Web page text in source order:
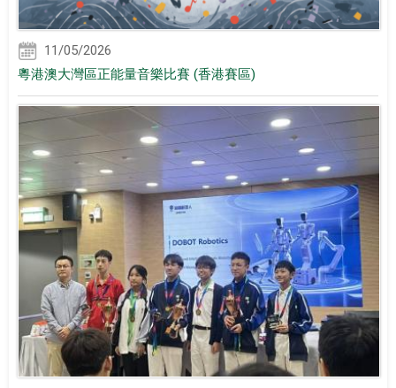
11/05/2026
粵港澳大灣區正能量音樂比賽 (香港賽區)